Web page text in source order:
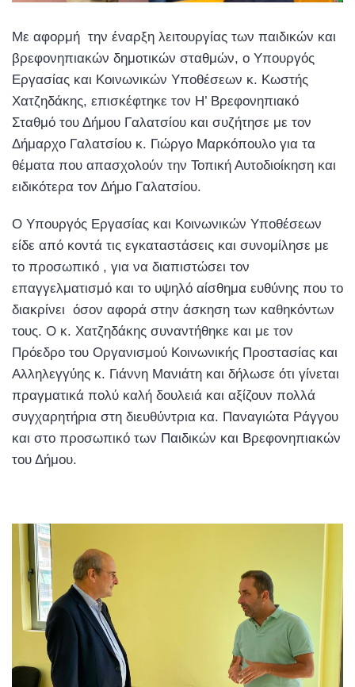
Με αφορμή την έναρξη λειτουργίας των παιδικών και
βρεφονηπιακών δημοτικών σταθμών, ο Υπουργός
Εργασίας και Κοινωνικών Υποθέσεων κ. Κωστής
Χατζηδάκης, επισκέφτηκε τον Η’ Βρεφονηπιακό
Σταθμό του Δήμου Γαλατσίου και συζήτησε με τον
Δήμαρχο Γαλατσίου κ. Γιώργο Μαρκόπουλο για τα
θέματα που απασχολούν την Τοπική Αυτοδιοίκηση και
ειδικότερα τον Δήμο Γαλατσίου.
Ο Υπουργός Εργασίας και Κοινωνικών Υποθέσεων
είδε από κοντά τις εγκαταστάσεις και συνομίλησε με
το προσωπικό , για να διαπιστώσει τον
επαγγελματισμό και το υψηλό αίσθημα ευθύνης που το
διακρίνει όσον αφορά στην άσκηση των καθηκόντων
τους. Ο κ. Χατζηδάκης συναντήθηκε και με τον
Πρόεδρο του Οργανισμού Κοινωνικής Προστασίας και
Αλληλεγγύης κ. Γιάννη Μανιάτη και δήλωσε ότι γίνεται
πραγματικά πολύ καλή δουλειά και αξίζουν πολλά
συγχαρητήρια στη διευθύντρια κα. Παναγιώτα Ράγγου
και στο προσωπικό των Παιδικών και Βρεφονηπιακών
του Δήμου.